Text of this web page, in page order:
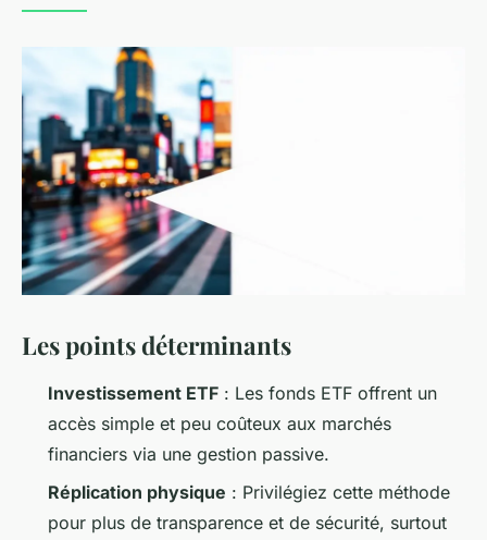
Les points déterminants
Investissement ETF : Les fonds ETF offrent un
accès simple et peu coûteux aux marchés
financiers via une gestion passive.
Réplication physique : Privilégiez cette méthode
pour plus de transparence et de sécurité, surtout